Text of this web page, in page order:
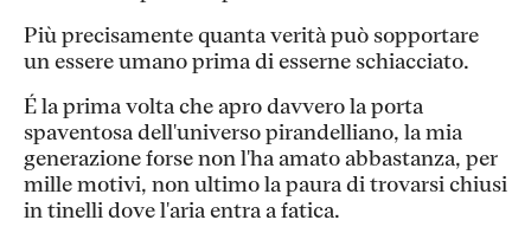
Più precisamente quanta verità può sopportare
un essere umano prima di esserne schiacciato.
É la prima volta che apro davvero la porta
spaventosa dell'universo pirandelliano, la mia
generazione forse non l'ha amato abbastanza, per
mille motivi, non ultimo la paura di trovarsi chiusi
in tinelli dove l'aria entra a fatica.